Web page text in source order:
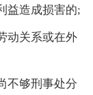
益造成损害的;
动关系或在外
不够刑事处分